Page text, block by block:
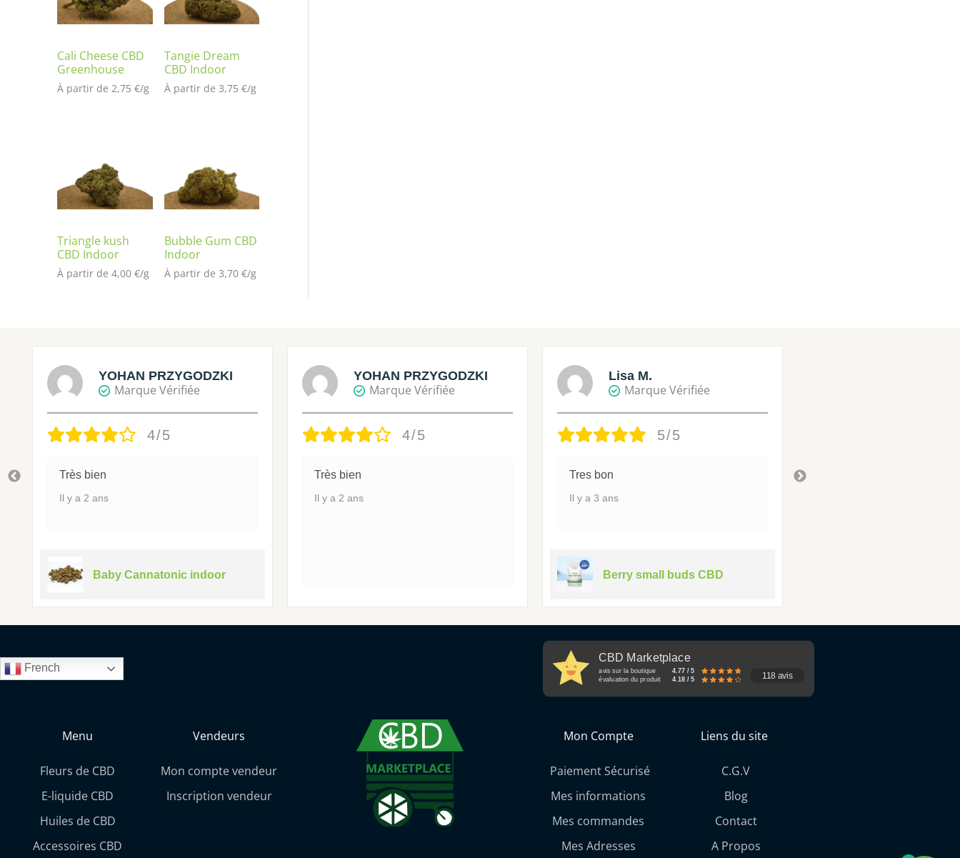
Cali Cheese CBD
Greenhouse
À partir de 2,75 €/g
Tangie Dream
CBD Indoor
À partir de 3,75 €/g
Triangle kush
CBD Indoor
À partir de 4,00 €/g
Bubble Gum CBD
Indoor
À partir de 3,70 €/g
YOHAN PRZYGODZKI
Marque Vérifiée
4/5
Très bien
Il y a 2 ans
Baby Cannatonic indoor
YOHAN PRZYGODZKI
Marque Vérifiée
4/5
Très bien
Il y a 2 ans
Lisa M.
Marque Vérifiée
5/5
Tres bon
Il y a 3 ans
Berry small buds CBD
French
CBD Marketplace
avis sur la boutique
4.77 / 5
évaluation du produit
4.18 / 5 118 avis
Menu
Fleurs de CBD
E-liquide CBD
Huiles de CBD
Accessoires CBD
Vendeurs
Mon compte vendeur
Inscription vendeur
Mon Compte
Paiement Sécurisé
Mes informations
Mes commandes
Mes Adresses
Liens du site
C.G.V
Blog
Contact
A Propos